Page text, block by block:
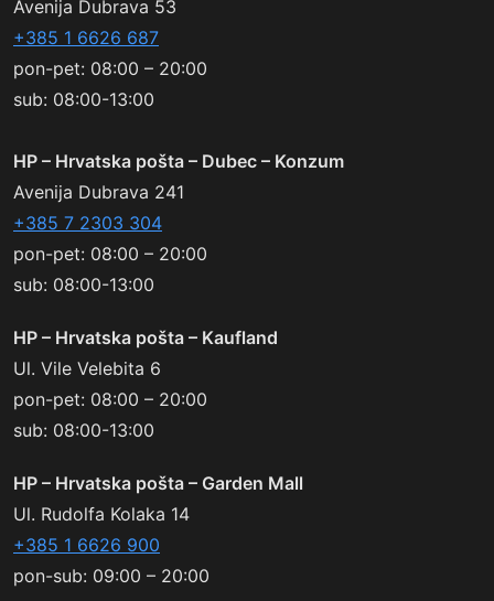
Avenija Dubrava 53
+385 1 6626 687
pon-pet: 08:00 – 20:00
sub: 08:00-13:00
HP – Hrvatska pošta – Dubec – Konzum
Avenija Dubrava 241
+385 7 2303 304
pon-pet: 08:00 – 20:00
sub: 08:00-13:00
HP – Hrvatska pošta – Kaufland
Ul. Vile Velebita 6
pon-pet: 08:00 – 20:00
sub: 08:00-13:00
HP – Hrvatska pošta – Garden Mall
Ul. Rudolfa Kolaka 14
+385 1 6626 900
pon-sub: 09:00 – 20:00